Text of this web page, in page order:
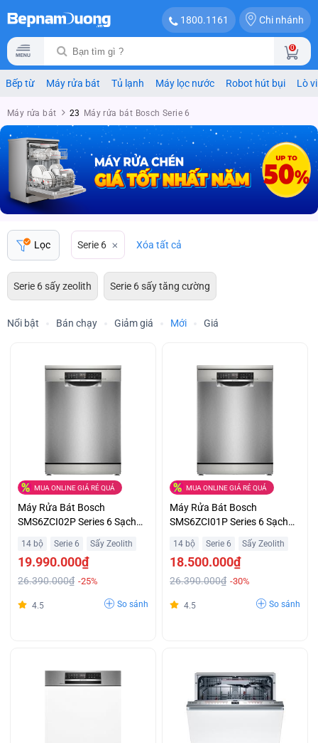
1800.1161 Chi nhánh
0
Bếp từ Máy rửa bát Tủ lạnh Máy lọc nước Robot hút bụi Lò
Máy rửa bát 23 Máy rửa bát Bosch Serie 6
Lọc Serie 6 Xóa tất cả
Serie 6 sấy zeolith Serie 6 sấy tăng cường
Nổi bật Bán chạy Giảm giá Mới Giá
MUA ONLINE GIÁ RẺ QUÁ
Máy Rửa Bát Bosch
SMS6ZCI02P Series 6 Sạch
Khô Diệt Khuẩn Giá Ưu Đãi
14 bộ Serie 6 Sấy Zeolith
19.990.000₫
26.390.000₫ -25%
4.5 So sánh
MUA ONLINE GIÁ RẺ QUÁ
Máy Rửa Bát Bosch
SMS6ZCI01P Series 6 Sạch
Khô Hoàn Hảo Giá Tốt
14 bộ Serie 6 Sấy Zeolith
18.500.000₫
26.390.000₫ -30%
4.5 So sánh